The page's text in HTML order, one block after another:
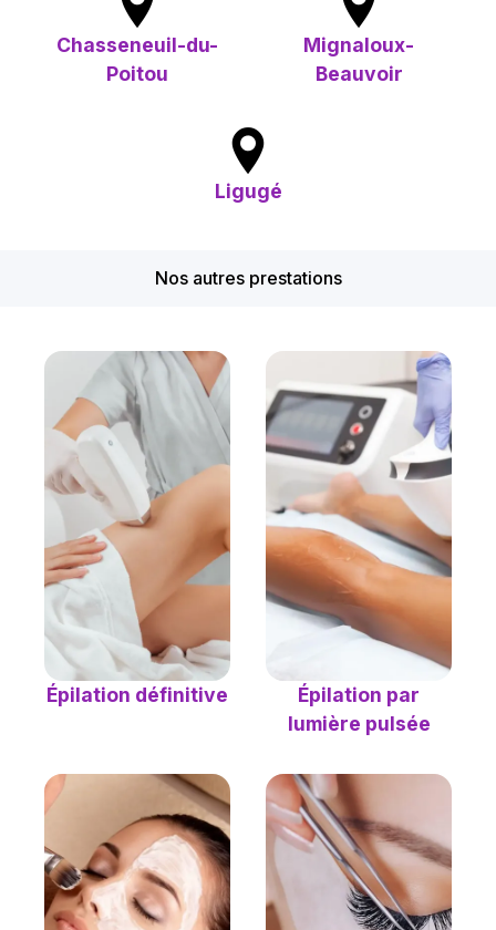
Chasseneuil-du-
Poitou
Mignaloux-
Beauvoir
Ligugé
Nos autres prestations
Épilation définitive
Épilation par
lumière pulsée